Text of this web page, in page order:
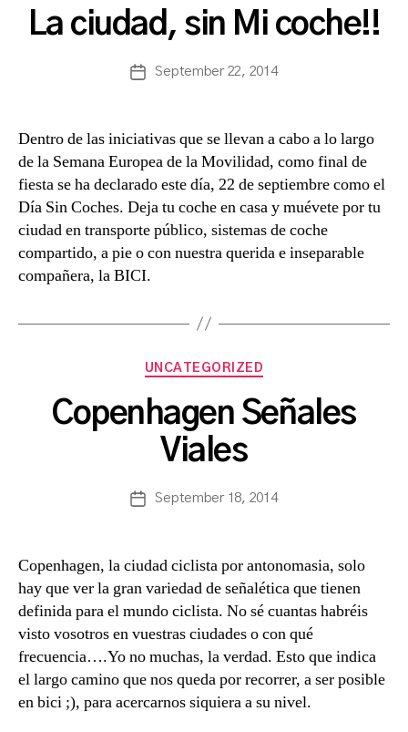
La ciudad, sin Mi coche!!
Post
a
s
n
PostSeptember 22, 2014
Dentro de las iniciativas que se llevan a cabo a lo largo
de la Semana Europea de la Movilidad, como final de
fiesta se ha declarado este día, 22 de septiembre como el
Día Sin Coches. Deja tu coche en casa y muévete por tu
ciudad en transporte público, sistemas de coche
compartido, a pie o con nuestra querida e inseparable
compañera, la BICI.
Categories
UNCATEGORIZED
Copenhagen Señales
Viales
Post
B
y
s
n
PostSeptember 18, 2014
Copenhagen, la ciudad ciclista por antonomasia, solo
hay que ver la gran variedad de señalética que tienen
definida para el mundo ciclista. No sé cuantas habréis
visto vosotros en vuestras ciudades o con qué
frecuencia….Yo no muchas, la verdad. Esto que indica
el largo camino que nos queda por recorrer, a ser posible
en bici ;), para acercarnos siquiera a su nivel.